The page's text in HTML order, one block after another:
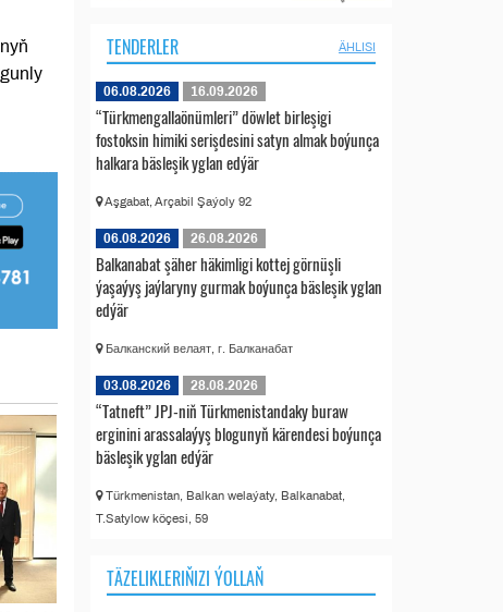
TENDERLER ÄHLISI
06.08.2026 16.09.2026
“Türkmengallaönümleri” döwlet birleşigi
fostoksin himiki serişdesini satyn almak boýunça
halkara bäsleşik yglan edýär
Aşgabat, Arçabil Şaýoly 92
06.08.2026 26.08.2026
Balkanabat şäher häkimligi kottej görnüşli
ýaşaýyş jaýlaryny gurmak boýunça bäsleşik yglan
edýär
Балканский велаят, г. Балканабат
03.08.2026 28.08.2026
“Tatneft” JPJ-niň Türkmenistandaky buraw
erginini arassalaýyş blogunyň kärendesi boýunça
bäsleşik yglan edýär
Türkmenistan, Balkan welaýaty, Balkanabat,
T.Satylow köçesi, 59
TÄZELIKLERIŇIZI ÝOLLAŇ